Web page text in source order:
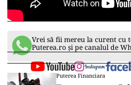
Vrei să fii mereu la curent cu
Puterea.ro și pe canalul de
Puterea Financiara